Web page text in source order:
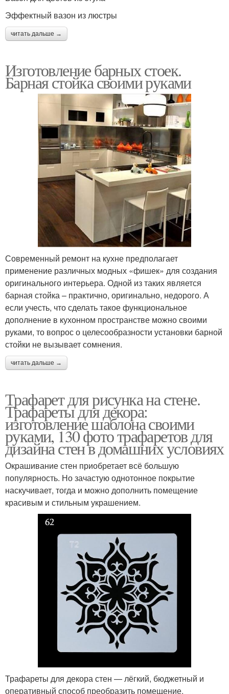
Эффектный вазон из люстры
читать дальше →
Изготовление барных стоек.
Барная стойка своими руками
Современный ремонт на кухне предполагает
применение различных модных «фишек» для создания
оригинального интерьера. Одной из таких является
барная стойка – практично, оригинально, недорого. А
если учесть, что сделать такое функциональное
дополнение в кухонном пространстве можно своими
руками, то вопрос о целесообразности установки барной
стойки не вызывает сомнения.
читать дальше →
Трафарет для рисунка на стене.
Трафареты для декора:
изготовление шаблона своими
руками, 130 фото трафаретов для
дизайна стен в домашних условиях
Окрашивание стен приобретает всё большую
популярность. Но зачастую однотонное покрытие
наскучивает, тогда и можно дополнить помещение
красивым и стильным украшением.
Трафареты для декора стен — лёгкий, бюджетный и
оперативный способ преобразить помещение.